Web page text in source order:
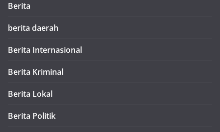
Berita
berita daerah
Berita Internasional
Berita Kriminal
Berita Lokal
Berita Politik